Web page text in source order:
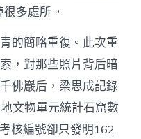
多處所。
的簡略重復。此次重
，對那些照片背后暗
佛巖后，梁思成記錄
文物單元統計石窟數
核編號卻只發明162